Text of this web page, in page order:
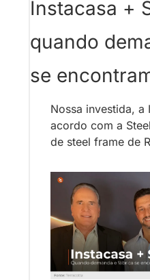
Instacasa +
quando
se
Nossa investida, a
acordo com a
de steel frame de